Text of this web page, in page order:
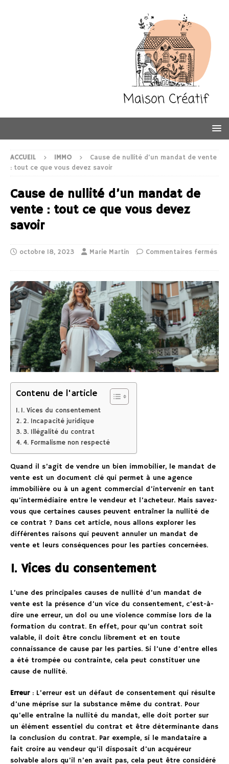
ACCUEIL IMMO
Cause de nullité d’un mandat de vente
: tout ce que vous devez savoir
Cause de nullité d’un mandat de
vente : tout ce que vous devez
savoir
octobre 18, 2023 Marie Martin Commentaires fermés
Contenu de l'article
1. Vices du consentement
2. Incapacité juridique
3. Illégalité du contrat
4. Formalisme non respecté
Quand il s’agit de vendre un bien immobilier, le mandat de
vente est un document clé qui permet à une agence
immobilière ou à un agent commercial d’intervenir en tant
qu’intermédiaire entre le vendeur et l’acheteur. Mais savez-
vous que certaines causes peuvent entraîner la nullité de
ce contrat ? Dans cet article, nous allons explorer les
différentes raisons qui peuvent annuler un mandat de
vente et leurs conséquences pour les parties concernées.
1. Vices du consentement
L’une des principales causes de nullité d’un mandat de
vente est la présence d’un vice du consentement, c’est-à-
dire une erreur, un dol ou une violence commise lors de la
formation du contrat. En effet, pour qu’un contrat soit
valable, il doit être conclu librement et en toute
connaissance de cause par les parties. Si l’une d’entre elles
a été trompée ou contrainte, cela peut constituer une
cause de nullité.
Erreur: L’erreur est un défaut de consentement qui résulte
d’une méprise sur la substance même du contrat. Pour
qu’elle entraîne la nullité du mandat, elle doit porter sur
un élément essentiel du contrat et être déterminante dans
la conclusion du contrat. Par exemple, si le mandataire a
fait croire au vendeur qu’il disposait d’un acquéreur
solvable alors qu’il n’en avait pas, cela peut être considéré